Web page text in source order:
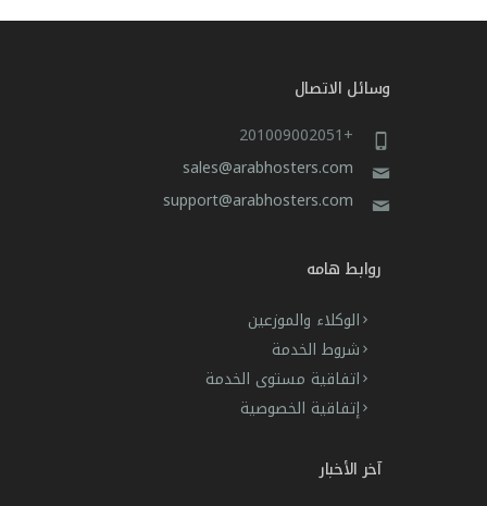
وسائل الاتصال
+201009002051
sales@arabhosters.com
support@arabhosters.com
روابط هامه
الوكلاء والموزعين
شروط الخدمة
اتفاقية مستوى الخدمة
إتفاقية الخصوصية
آخر الأخبار